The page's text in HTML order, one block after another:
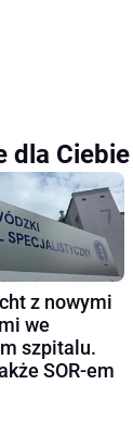
dla Ciebie
z nowymi
we
szpitalu.
SOR-em